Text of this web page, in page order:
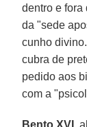
dentro e
da "sede
cunho
cubra de
pedido aos
com a
Bento XVI ,